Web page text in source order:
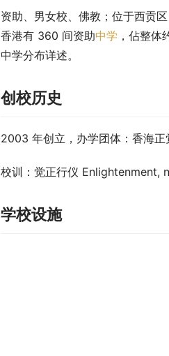
资助、男女校、佛教；位于西贡区
香港有 360 间资助中学 ，佔整
中学分布详述。
创校历史
2003 年创立，办学团体：香海正
校训：觉正行仪 Enlightenment,
学校设施